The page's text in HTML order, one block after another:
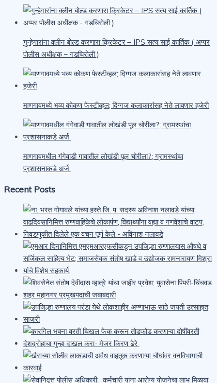
गुन्हेगारांना क्लीन बोल्ड करणारा क्रिकेटर – IPS सत्य साई कार्तिक ( अप्पर
पोलीस अधीक्षक – गडचिरोली )
माणगावमध्ये भव्य कोकण फेस्टीव्हल; दिग्गज कलाकारांसह नेते लावणार हजेरी
माणगावमधील गंगेवाडी गावातील लोखंडी पूल चोरीला?; ग्रामस्थांचा
प्रशासनाकडे अर्ज
Recent Posts